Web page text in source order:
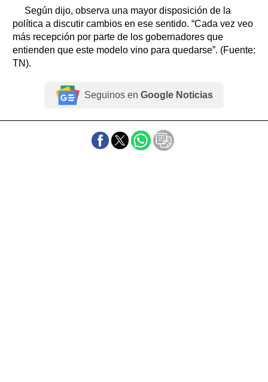
Según dijo, observa una mayor disposición de la
política a discutir cambios en ese sentido. “Cada vez veo
más recepción por parte de los gobernadores que
entienden que este modelo vino para quedarse”. (Fuente:
TN).
Seguinos en Google Noticias